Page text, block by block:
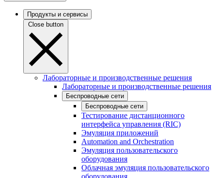
Продукты и сервисы
Close button
Лабораторные и производственные решения
Лабораторные и производственные решения
Беспроводные сети
Беспроводные сети
Тестирование дистанционного
интерфейса управления (RIC)
Эмуляция приложений
Automation and Orchestration
Эмуляция пользовательского
оборудования
Облачная эмуляция пользовательского